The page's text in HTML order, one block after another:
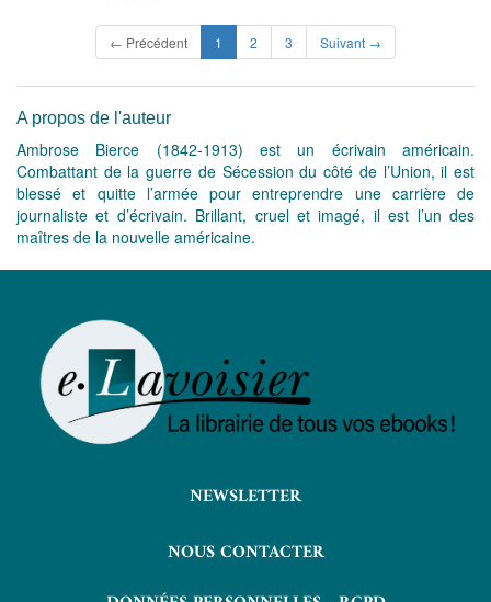
← Précédent 1 (current)
2 3 Suivant →
A propos de l'auteur
Ambrose Bierce (1842-1913) est un écrivain américain.
Combattant de la guerre de Sécession du côté de l’Union, il est
blessé et quitte l’armée pour entreprendre une carrière de
journaliste et d’écrivain. Brillant, cruel et imagé, il est l’un des
maîtres de la nouvelle américaine.
NEWSLETTER
NOUS CONTACTER